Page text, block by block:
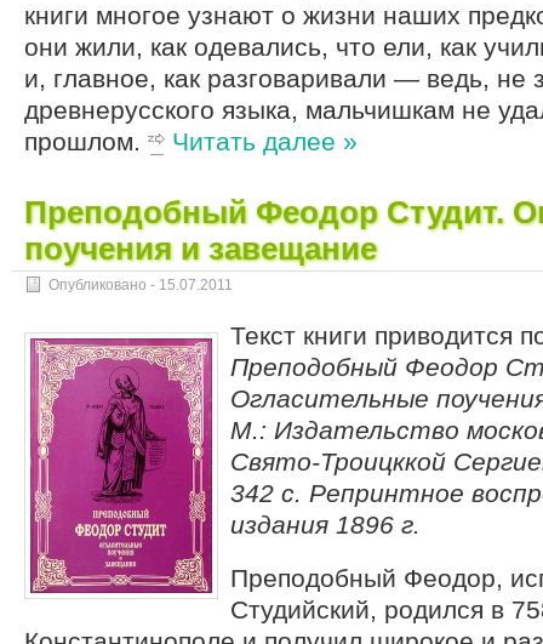
книги многое узнают о жизни наших
они жили, как одевались, что ели, как
и, главное, как разговаривали — ведь, не
древнерусского языка, мальчишкам не
прошлом.
Читать далее »
Преподобный Феодор Студит.
поучения и завещание
Опубликовано - 15.07.2011
Текст книги приводится
Преподобный Феодор
Огласительные
М.: Издательство
Свято-Троицккой
342 с. Репринтное
издания 1896 г.
Преподобный Феодор,
Студийский, родился в